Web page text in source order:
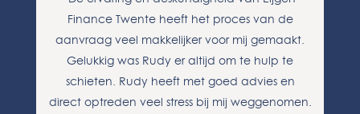
Finance Twente heeft het proces van de
aanvraag veel makkelijker voor mij gemaakt.
Gelukkig was Rudy er altijd om te hulp te
schieten. Rudy heeft met goed advies en
direct optreden veel stress bij mij weggenomen.